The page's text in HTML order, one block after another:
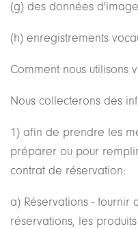
(g) des données
(h) enregistrements
Comment nous utilisons
Nous collecterons des
1) afin de prendre les
préparer ou pour
contrat de réservation:
a) Réservations - fournir
réservations, les